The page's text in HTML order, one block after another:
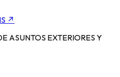
↗
ASUNTOS EXTERIORES Y